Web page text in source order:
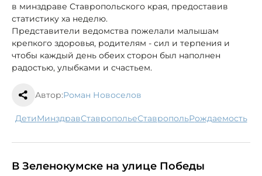
в минздраве Ставропольского края, предоставив
статистику ха неделю.
Представители ведомства пожелали малышам
крепкого здоровья, родителям - сил и терпения и
чтобы каждый день обеих сторон был наполнен
радостью, улыбками и счастьем.
Автор:Роман Новоселов
дети минздрав Ставрополье Ставрополь рождаемость
В Зеленокумске на улице Победы